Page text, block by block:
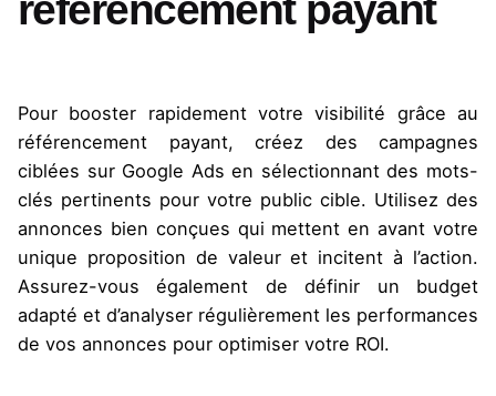
Pour booster rapidement votre visibilité grâce au
référencement payant, créez des campagnes
ciblées sur Google Ads en sélectionnant des mots-
clés pertinents pour votre public cible. Utilisez des
annonces bien conçues qui mettent en avant votre
unique proposition de valeur et incitent à l’action.
Assurez-vous également de définir un budget
adapté et d’analyser régulièrement les performances
de vos annonces pour optimiser votre ROI.